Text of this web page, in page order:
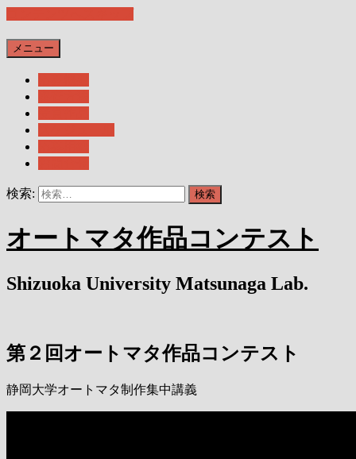
メニュー
検索:
オートマタ作品コンテスト
Shizuoka University Matsunaga Lab.
第２回オートマタ作品コンテスト
静岡大学オートマタ制作集中講義